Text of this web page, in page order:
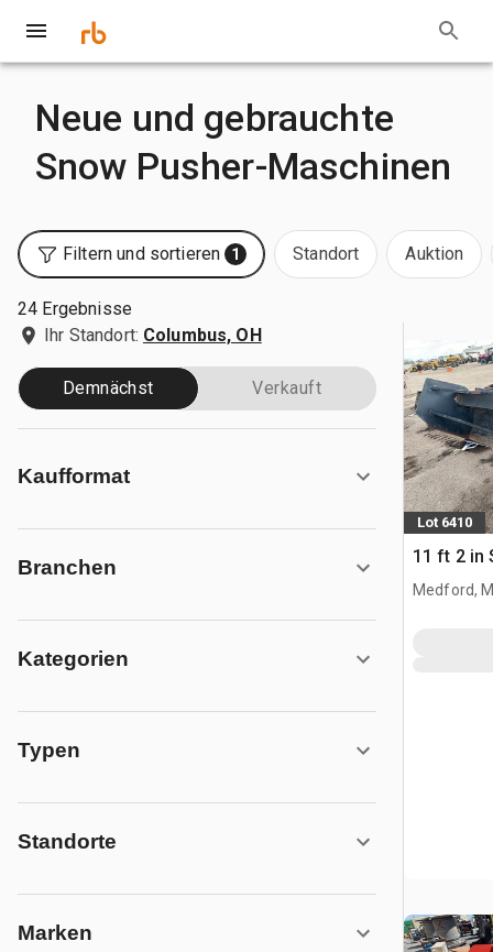
Neue und gebrauchte
Snow Pusher-Maschinen
Filtern und sortieren 1 Standort Auktion
24 Ergebnisse
Ihr Standort: Columbus, OH
Demnächst Verkauft
Kaufformat
Branchen
Kategorien
Typen
Standorte
Marken
Lot 6410
11 ft 2 in
Medford,